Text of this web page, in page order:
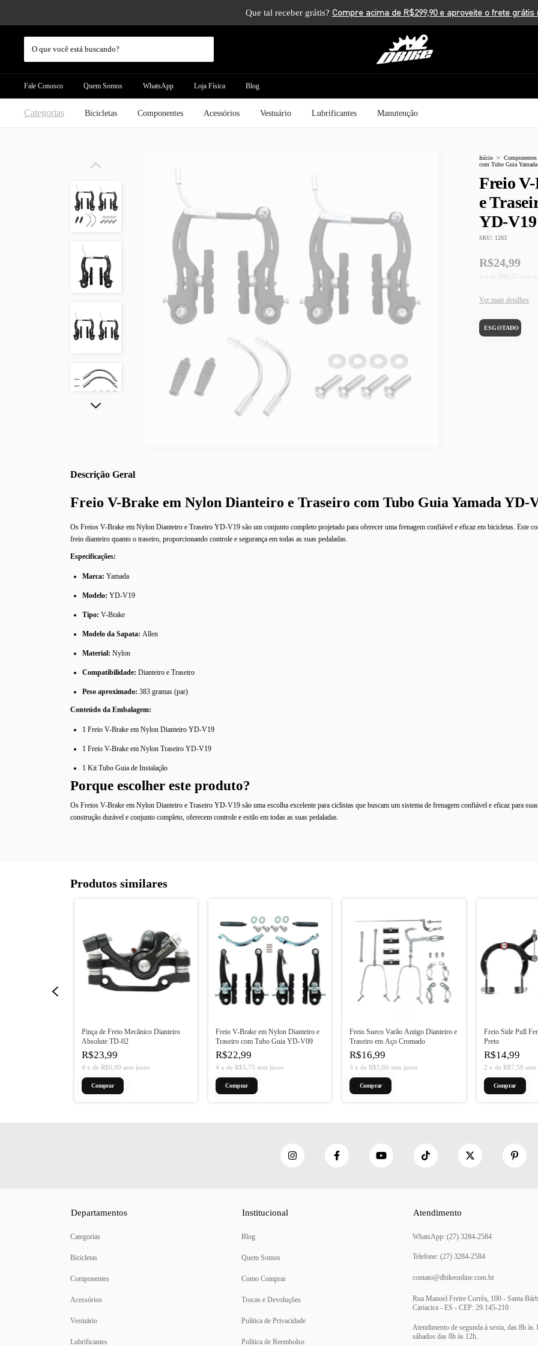
Que tal receber grátis?
Fale Conosco Quem Somos WhatsApp Loja Física Blog
Categorias Bicicletas Componentes Acessórios Vestuário Lubrificantes Manutenção
Início > Componentes
com Tubo Guia
Freio
e
YD-V19
SKU: 1263
R$24,99
4 x R$6,25 sem
Ver mais detalhes
Descrição
Freio V-Brake em Nylon Dianteiro e Traseiro com Tubo Guia Yamada YD-
Os Freios V-Brake em Nylon Dianteiro e Traseiro YD-V19 são um conjunto completo projetado para oferecer uma frenagem confiável e eficaz em bicicletas. Este
freio dianteiro quanto o traseiro, proporcionando controle e segurança em todas as suas pedaladas.
Especificações:
Marca: Yamada
Modelo: YD-V19
Tipo: V-Brake
Modelo da Sapata: Allen
Material: Nylon
Compatibilidade: Dianteiro e Traseiro
Peso aproximado: 383 gramas (par)
Conteúdo da Embalagem:
1 Freio V-Brake em Nylon Dianteiro YD-V19
1 Freio V-Brake em Nylon Traseiro YD-V19
1 Kit Tubo Guia de Instalação
Porque escolher este produto?
Os Freios V-Brake em Nylon Dianteiro e Traseiro YD-V19 são uma escolha excelente para ciclistas que buscam um sistema de frenagem confiável e eficaz para
construção durável e conjunto completo, oferecem controle e estilo em todas as suas pedaladas.
Produtos similares
Pinça de Freio Mecânico Dianteiro
Absolute TD-02
R$23,99
4 x de R$6,00 sem juros
Freio V-Brake em Nylon Dianteiro e
Traseiro com Tubo Guia YD-V09
R$22,99
4 xde R$5,75 sem juros
Freio Sueco Varão Antigo Dianteiro e
Traseiro em Aço Cromado
R$16,99
3 xde R$5,66 sem juros
Comprar
Freio Side Pull
Preto
R$14,99
2 x de R$7,50 sem
Comprar
Departamentos
Categorias
Bicicletas
Componentes
Acessórios
Vestuário
Lubrificantes
Institucional
Blog
Quem Somos
Como Comprar
Trocas e Devoluções
Política de Privacidade
Política de Reembolso
Atendimento
(27) 3284-2584
contato@dbikeonline.com.br
Rua Manoel Freire Corrêa, 100 - Santa
Cariacica - ES - CEP: 29.145-210